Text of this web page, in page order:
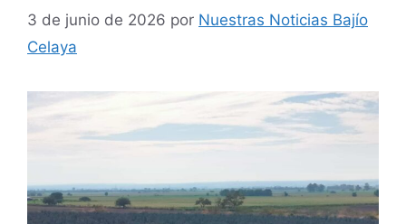
3 de junio de 2026 por Nuestras Noticias Bajío
Celaya